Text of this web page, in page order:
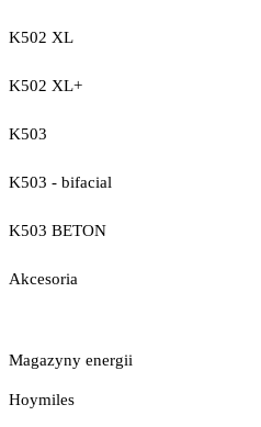
K502 XL
K502 XL+
K503
K503 - bifacial
K503 BETON
Akcesoria
Magazyny energii
Hoymiles